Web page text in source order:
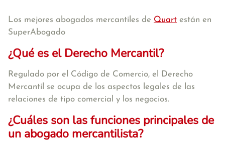
Los mejores abogados mercantiles de Quart están en
SuperAbogado
¿Qué es el Derecho Mercantil?
Regulado por el Código de Comercio, el Derecho
Mercantil se ocupa de los aspectos legales de las
relaciones de tipo comercial y los negocios.
¿Cuáles son las funciones principales de
un abogado mercantilista?